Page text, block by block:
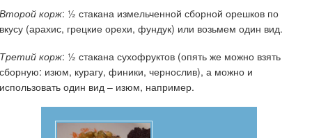
Второй корж: ½ стакана измельченной сборной орешков по
вкусу (арахис, грецкие орехи, фундук) или возьмем один вид.
Третий корж: ½ стакана сухофруктов (опять же можно взять
сборную: изюм, курагу, финики, чернослив), а можно и
использовать один вид – изюм, например.